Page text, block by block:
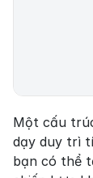
Một cấu
dạy duy trì
bạn có thể